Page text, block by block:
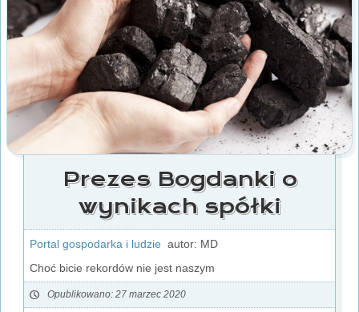
Prezes Bogdanki o
wynikach spółki
Portal gospodarka i ludzie autor: MD
Choć bicie rekordów nie jest naszym
Opublikowano: 27 marzec 2020